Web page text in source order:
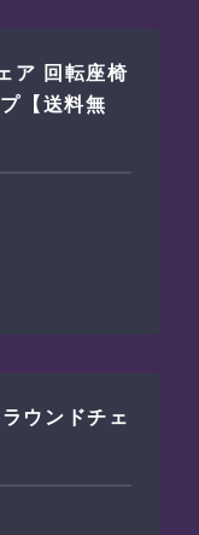
ア 回転座椅
【送料無
ウンドチェ